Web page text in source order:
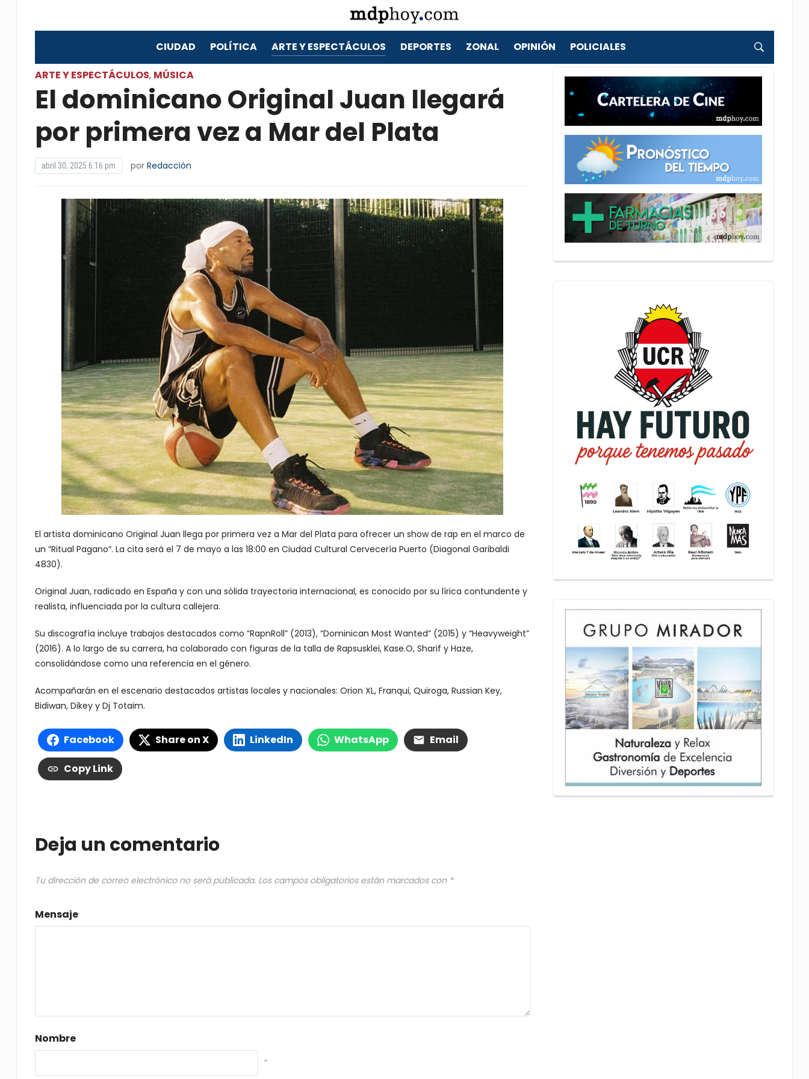
CIUDAD POLÍTICA ARTE Y ESPECTÁCULOS DEPORTES ZONAL OPINIÓN POLICIALES
ARTE Y ESPECTÁCULOS, MÚSICA
El dominicano Original Juan llegará
por primera vez a Mar del Plata
abril 30, 2025 6:16 pm por Redacción
El artista dominicano Original Juan llega por primera vez a Mar del Plata para ofrecer un show de rap en el marco de
un “Ritual Pagano”. La cita será el 7 de mayo a las 18:00 en Ciudad Cultural Cervecería Puerto (Diagonal Garibaldi
4830).
Original Juan, radicado en España y con una sólida trayectoria internacional, es conocido por su lírica contundente y
realista, influenciada por la cultura callejera.
Su discografía incluye trabajos destacados como “RapnRoll” (2013), “Dominican Most Wanted” (2015) y “Heavyweight”
(2016). A lo largo de su carrera, ha colaborado con figuras de la talla de Rapsusklei, Kase.O, Sharif y Haze,
consolidándose como una referencia en el género.
Acompañarán en el escenario destacados artistas locales y nacionales: Orion XL, Franqui, Quiroga, Russian Key,
Bidiwan, Dikey y Dj Totaim.
Facebook Share on X LinkedIn WhatsApp Email
Copy Link
Deja un comentario
Tu dirección de correo electrónico no será publicada. Los campos obligatorios están marcados con *
Mensaje
Nombre
*